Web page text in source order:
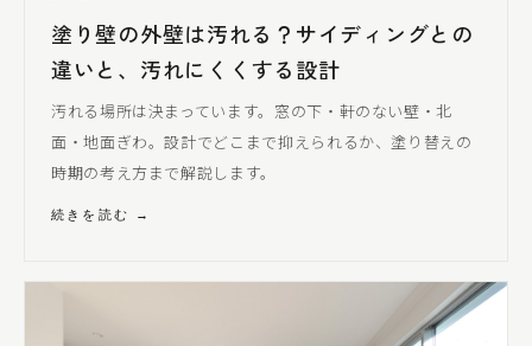
塗り壁の外壁は汚れる？サイディングとの
違いと、汚れにくく する設計
汚れる場所は決まっています。窓の下・軒のない壁・北
面・地面ぎわ。設計でどこまで抑えられるか、塗り替えの
時期の考え方まで解説します。
続きを読む →